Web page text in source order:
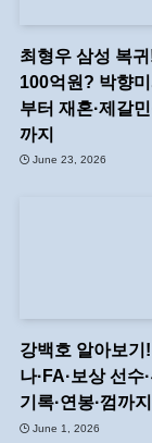
최형우 삼성 복
100억원? 박향
부터 재혼·제갈민
까지
June 23, 2026
강백호 알아보기!
나·FA·보상 선수
기록·연봉·껌까지
June 1, 2026